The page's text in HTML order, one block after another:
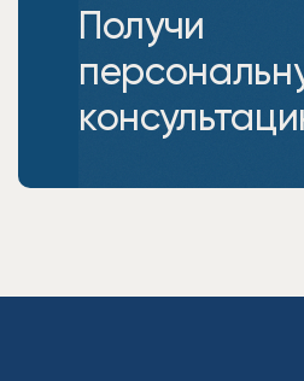
Получи